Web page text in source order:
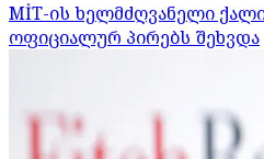
MİT-ის ხელმძღვანელი
ოფიციალურ პირებს შეხვდა